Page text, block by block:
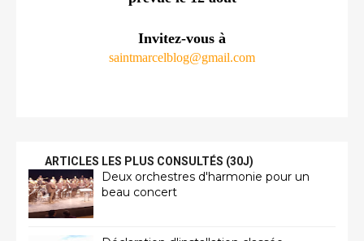
Invitez-vous à
saintmarcelblog@gmail.com
ARTICLES LES PLUS CONSULTÉS (30J)
Deux orchestres d'harmonie pour un
beau concert